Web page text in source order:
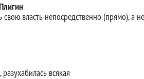
власть непосредственно (прямо), а не
всякая